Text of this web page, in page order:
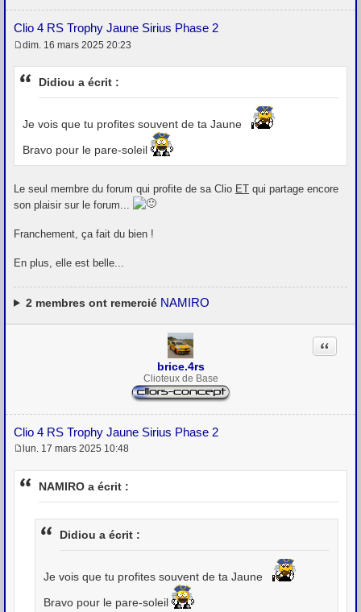
Clio 4 RS Trophy Jaune Sirius Phase 2
e
s
e
dim. 16 mars 2025 20:23
Didiou a écrit :
Je vois que tu profites souvent de ta Jaune
Bravo pour le pare-soleil
Le seul membre du forum qui profite de sa Clio ET qui partage encore
son plaisir sur le forum...
Franchement, ça fait du bien !
En plus, elle est belle...
2membres ont remercié NAMIRO
brice.4rs
Clioteux de Base
Clio 4 RS Trophy Jaune Sirius Phase 2
Citation
e
s
lun. 17 mars 2025 10:48
NAMIRO a écrit :
Didiou a écrit :
Je vois que tu profites souvent de ta Jaune
Bravo pour le pare-soleil